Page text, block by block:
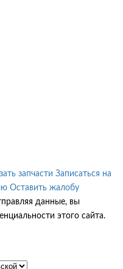
запчасти Записаться на
Оставить жалобу
данные, вы
этого сайта.